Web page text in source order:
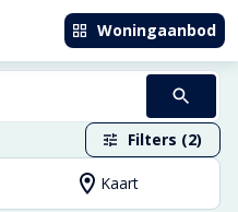
Woningaanbod
Filters (2)
Kaart